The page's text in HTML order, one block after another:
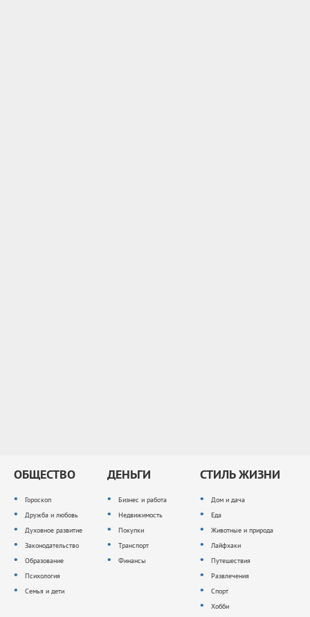
ОБЩЕСТВО
Гороскоп
Дружба и любовь
Духовное развитие
Законодательство
Образование
Психология
Семья и дети
ДЕНЬГИ
Бизнес и работа
Недвижимость
Покупки
Транспорт
Финансы
СТИЛЬ ЖИЗНИ
Дом и дача
Еда
Животные и природа
Лайфхаки
Путешествия
Развлечения
Спорт
Хобби